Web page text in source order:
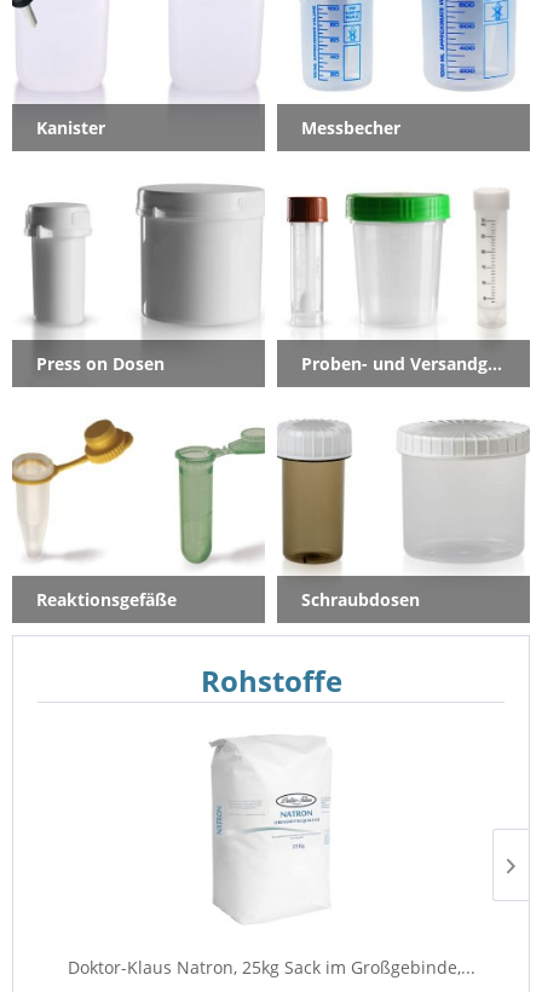
Kanister Messbecher
Press on Dosen Proben- und Versandgefäße
Reaktionsgefäße Schraubdosen
Rohstoffe
Doktor-Klaus Natron, 25kg Sack im Großgebinde,...